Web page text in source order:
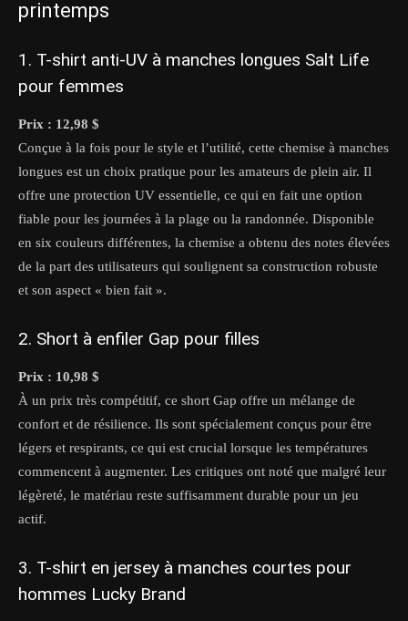
printemps
1. T-shirt anti-UV à manches longues Salt Life
pour femmes
Prix : 12,98 $
Conçue à la fois pour le style et l’utilité, cette chemise à manches
longues est un choix pratique pour les amateurs de plein air. Il
offre une protection UV essentielle, ce qui en fait une option
fiable pour les journées à la plage ou la randonnée. Disponible
en six couleurs différentes, la chemise a obtenu des notes élevées
de la part des utilisateurs qui soulignent sa construction robuste
et son aspect « bien fait ».
2. Short à enfiler Gap pour filles
Prix : 10,98 $
À un prix très compétitif, ce short Gap offre un mélange de
confort et de résilience. Ils sont spécialement conçus pour être
légers et respirants, ce qui est crucial lorsque les températures
commencent à augmenter. Les critiques ont noté que malgré leur
légèreté, le matériau reste suffisamment durable pour un jeu
actif.
3. T-shirt en jersey à manches courtes pour
hommes Lucky Brand